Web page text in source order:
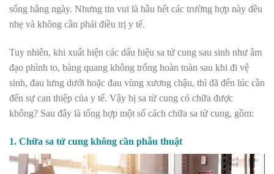
sống hằng ngày. Nhưng tin vui là hầu hết các trường hợp này đều
nhẹ và không cần phải điều trị y tế.
Tuy nhiên, khi xuất hiện các dấu hiệu sa tử cung sau sinh như âm
đạo phình to, bàng quang không trống hoàn toàn sau khi đi vệ
sinh, đau lưng dưới hoặc đau vùng xương chậu, thì đã đến lúc cần
đến sự can thiệp của y tế. Vậy bị sa tử cung có chữa được
không? Sau đây là tổng hợp một số cách chữa sa tử cung, gồm:
1. Chữa sa tử cung không cần phẫu thuật